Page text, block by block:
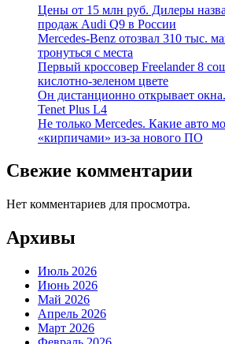
Цены от 15 млн руб. Дилеры
продаж Audi Q9 в России
Mercedes-Benz отозвал 310 тыс.
тронуться с места
Первый кроссовер Freelander 8
кислотно-зеленом цвете
Он дистанционно открывает
Tenet Plus L4
Не только Mercedes. Какие авто
«кирпичами» из-за нового ПО
Свежие комментарии
Нет комментариев для просмотра.
Архивы
Июль 2026
Июнь 2026
Май 2026
Апрель 2026
Март 2026